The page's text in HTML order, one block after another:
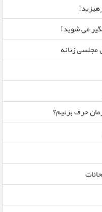
می شوید!
زنانه
حرف بزنیم؟